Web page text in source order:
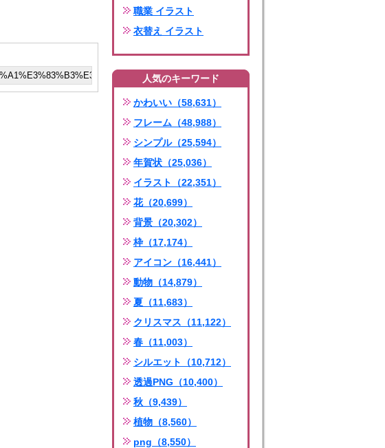
職業 イラスト
衣替え イラスト
人気のキーワード
かわいい（58,631）
フレーム（48,988）
シンプル（25,594）
年賀状（25,036）
イラスト（22,351）
花（20,699）
背景（20,302）
枠（17,174）
アイコン（16,441）
動物（14,879）
夏（11,683）
クリスマス（11,122）
春（11,003）
シルエット（10,712）
透過PNG（10,400）
秋（9,439）
植物（8,560）
png（8,550）